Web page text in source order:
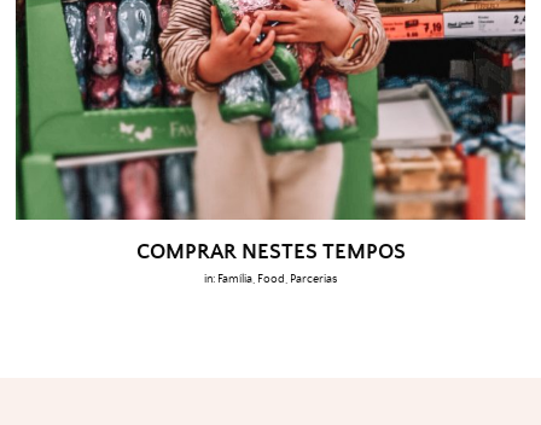
COMPRAR NESTES TEMPOS
in: Família Food Parcerias